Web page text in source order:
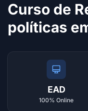
Curso de
políticas
EAD
100% Online